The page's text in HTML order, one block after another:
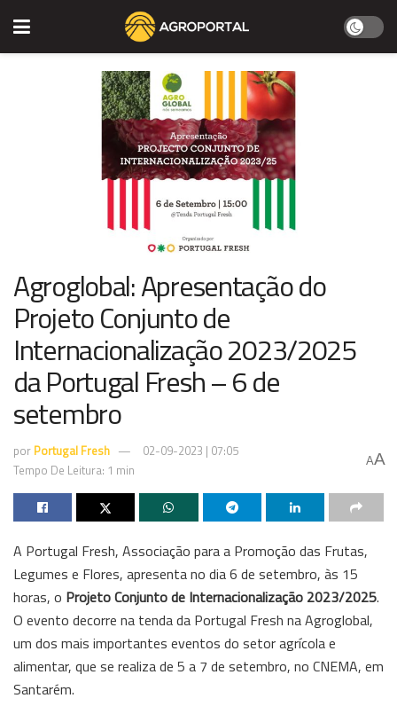
Agroglobal: Apresentação do
Projeto Conjunto de
Internacionalização 2023/2025
da Portugal Fresh – 6 de
setembro
por Portugal Fresh
02-09-2023 | 07:05
Tempo De Leitura: 1 min
AA
A Portugal Fresh, Associação para a Promoção das Frutas,
Legumes e Flores, apresenta no dia 6 de setembro, às 15
horas, o Projeto Conjunto de Internacionalização 2023/2025.
O evento decorre na tenda da Portugal Fresh na Agroglobal,
um dos mais importantes eventos do setor agrícola e
alimentar, que se realiza de 5 a 7 de setembro, no CNEMA, em
Santarém.